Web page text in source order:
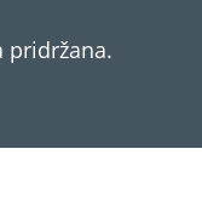
pridržana.